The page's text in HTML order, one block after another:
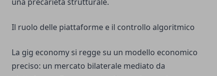
Il ruolo delle piattaforme e il controllo algoritmico
La gig economy si regge su un modello economico
preciso: un mercato bilaterale mediato da